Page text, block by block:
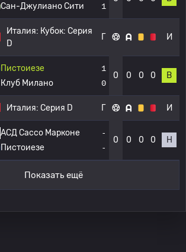
Сан-Джулиано Сити
1
Италия: Кубок: Серия
D
Г И
Пистоиезе
Клуб Милано
1
0
0 0 0 0 В
Италия: Серия D Г И
АСД Сассо Марконе
Пистоиезе
-
-
0 0 0 0 Н
Показать ещё